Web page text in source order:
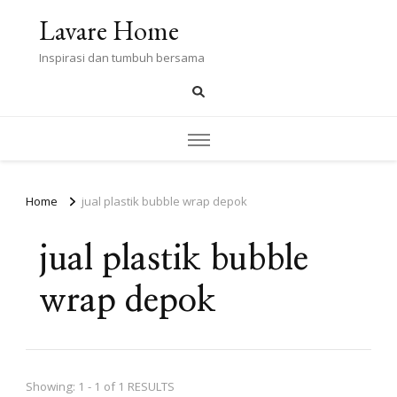
Lavare Home
Inspirasi dan tumbuh bersama
Home jual plastik bubble wrap depok
jual plastik bubble
wrap depok
Showing: 1 - 1 of 1 RESULTS